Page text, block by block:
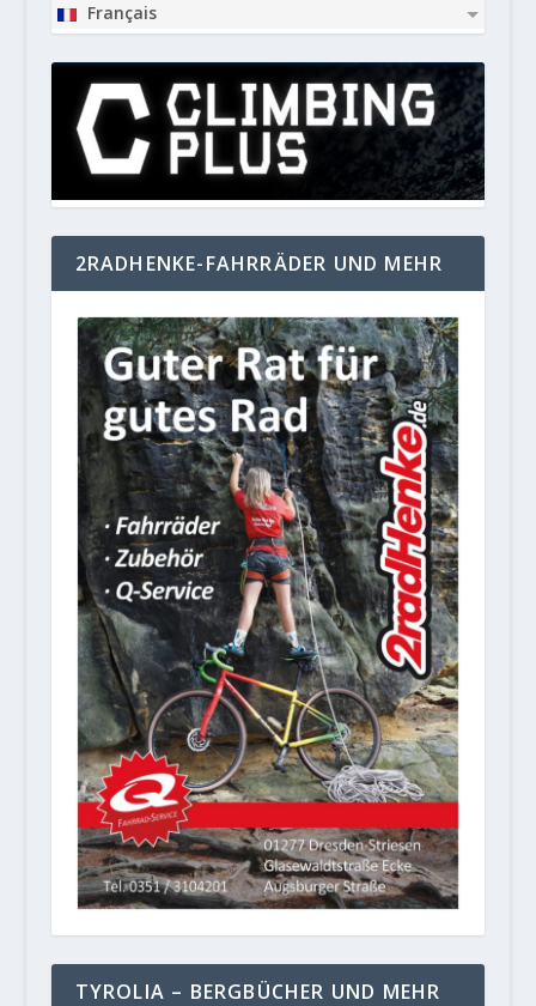
Français
2RADHENKE-FAHRRÄDER UND MEHR
TYROLIA – BERGBÜCHER UND MEHR